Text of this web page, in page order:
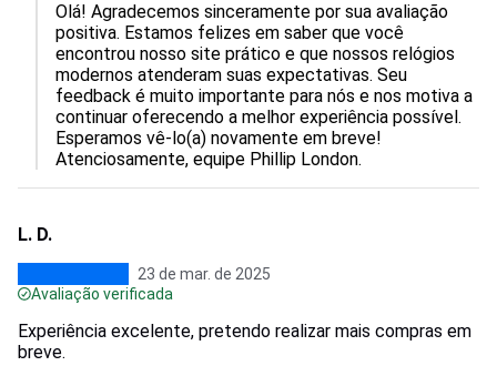
Olá! Agradecemos sinceramente por sua avaliação
positiva. Estamos felizes em saber que você
encontrou nosso site prático e que nossos relógios
modernos atenderam suas expectativas. Seu
feedback é muito importante para nós e nos motiva a
continuar oferecendo a melhor experiência possível.
Esperamos vê-lo(a) novamente em breve!
Atenciosamente, equipe Phillip London.
L. D.
23 de mar. de 2025
Avaliação verificada
Experiência excelente, pretendo realizar mais compras em
breve.